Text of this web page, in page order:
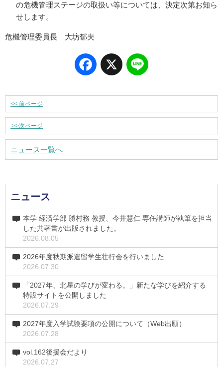
の危機管理ステージの取扱い等については、決定次第お知ら
せします。
危機管理委員長 大坊郁夫
Facebook
X
<< 前ページ
>>次ページ
ニュース一覧へ
ニュース
本学 経済学部 勝村務 教授、今井慧仁 専任講師が執筆を担当
した共著書が出版されました。
2026.08.05
2026年度秋期派遣留学生壮行会を行いました
2026.07.30
「2027年、北星の学びが変わる。」新たな学びを紹介する
特設サイトを公開しました
2026.07.29
2027年度入学試験要項の公開について（Web出願）
2026.07.28
vol.162後援会だより
2026.07.27